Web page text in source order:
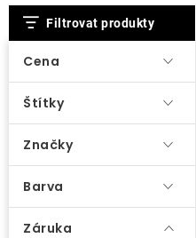
Gastro produkty
Kolekce
Prodávané značky
Klub výhod
Filtrovat produkty
Cena
Štítky
Značky
Barva
Záruka
V
ý
i
s
r
d